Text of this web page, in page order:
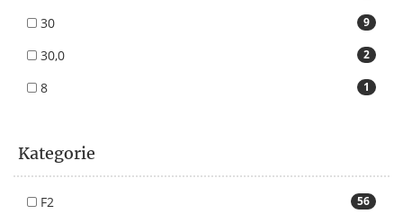
9
30
2
30,0
1
8
Kategorie
56
F2